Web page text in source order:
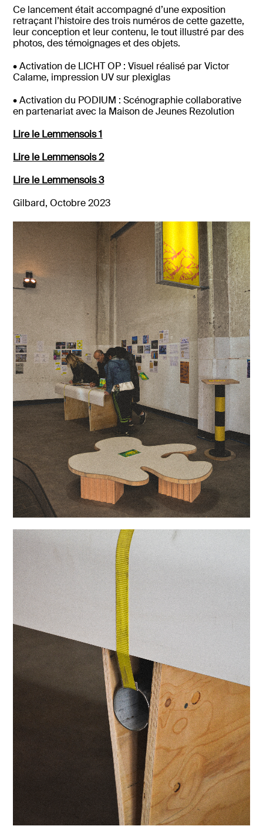
Ce lancement était accompagné d’une exposition
retraçant l’histoire des trois numéros de cette gazette,
leur conception et leur contenu, le tout illustré par des
photos, des témoignages et des objets.
• Activation de LICHT OP : Visuel réalisé par Victor
Calame, impression UV sur plexiglas
• Activation du PODIUM : Scénographie collaborative
en partenariat avec la Maison de Jeunes Rezolution
Lire le Lemmensois 1
Lire le Lemmensois 2
Lire le Lemmensois 3
Gilbard, Octobre 2023